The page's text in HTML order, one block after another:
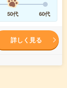
50代 60代
詳しく見る